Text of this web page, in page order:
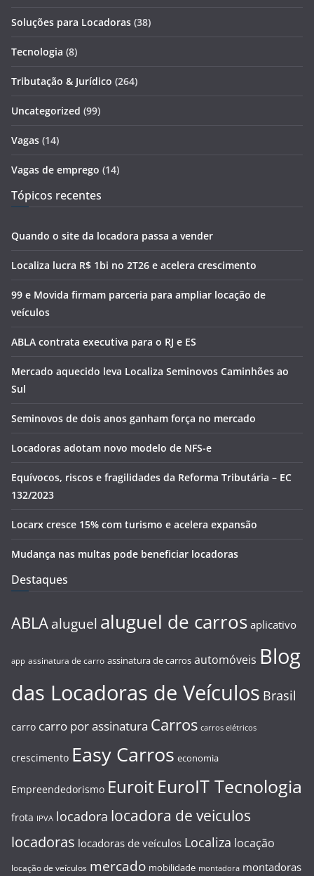
Soluções para Locadoras (38)
Tecnologia (8)
Tributação & Jurídico (264)
Uncategorized (99)
Vagas (14)
Vagas de emprego (14)
Tópicos recentes
Quando o site da locadora passa a vender
Localiza lucra R$ 1bi no 2T26 e acelera crescimento
99 e Movida firmam parceria para ampliar locação de
veículos
ABLA contrata executiva para o RJ e ES
Mercado aquecido leva Localiza Seminovos Caminhões ao
Sul
Seminovos de dois anos ganham força no mercado
Locadoras adotam novo modelo de NFS-e
Equívocos, riscos e fragilidades da Reforma Tributária – EC
132/2023
Locarx cresce 15% com turismo e acelera expansão
Mudança nas multas pode beneficiar locadoras
Destaques
ABLA aluguel aluguel de carros aplicativo
app assinatura de carro assinatura de carros automóveis Blog
das Locadoras de Veículos Brasil
carro carro por assinatura Carros carros elétricos
crescimento Easy Carros economia
Empreendedorismo Euroit EuroIT Tecnologia
frota IPVA locadora locadora de veiculos
locadoras locadoras de veículos Localiza locação
locação de veículos mercado mobilidade montadora montadoras